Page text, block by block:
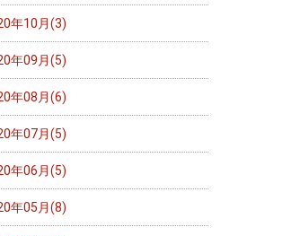
年10月(3)
年09月(5)
年08月(6)
年07月(5)
年06月(5)
年05月(8)